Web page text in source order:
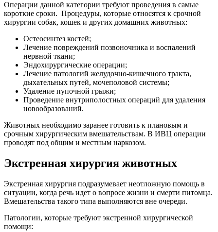
Операции данной категории требуют проведения в самые
короткие сроки. Процедуры, которые относятся к срочной
хирургии собак, кошек и других домашних животных:
Остеосинтез костей;
Лечение повреждений позвоночника и воспалений
нервной ткани;
Эндохирургические операции;
Лечение патологий желудочно-кишечного тракта,
дыхательных путей, мочеполовой системы;
Удаление пупочной грыжи;
Проведение внутриполостных операций для удаления
новообразований.
Животных необходимо заранее готовить к плановым и
срочным хирургическим вмешательствам. В ИВЦ операции
проводят под общим и местным наркозом.
Экстренная хирургия животных
Экстренная хирургия подразумевает неотложную помощь в
ситуации, когда речь идет о вопросе жизни и смерти питомца.
Вмешательства такого типа выполняются вне очереди.
Патологии, которые требуют экстренной хирургической
помощи: